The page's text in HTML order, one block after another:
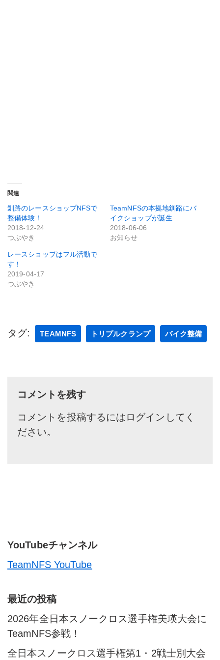
関連
釧路のレースショップNFSで
整備体験！
2018-12-24
つぶやき
TeamNFSの本拠地釧路にバ
イクショップが誕生
2018-06-06
お知らせ
レースショップはフル活動で
す！
2019-04-17
つぶやき
タグ: TEAMNFS トリプルクランプ バイク整備
コメントを残す
コメントを投稿するには ログイン してく
ださい。
YouTubeチャンネル
TeamNFS YouTube
最近の投稿
2026年全日本スノークロス選手権美瑛大会に
TeamNFS参戦！
全日本スノークロス選手権第1・2戦士別大会